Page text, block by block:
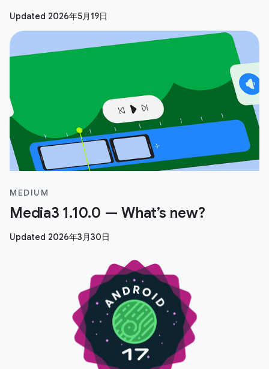
Updated 2026年5月19日
MEDIUM
Media3 1.10.0 — What’s new?
Updated 2026年3月30日